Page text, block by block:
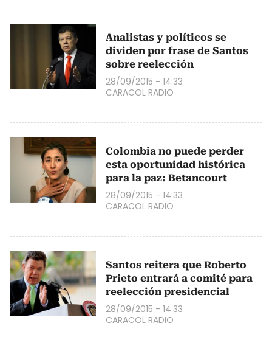
Analistas y políticos se
dividen por frase de Santos
sobre reelección
28/09/2015 - 14:33
CARACOL RADIO
Colombia no puede perder
esta oportunidad histórica
para la paz: Betancourt
28/09/2015 - 14:33
CARACOL RADIO
Santos reitera que Roberto
Prieto entrará a comité para
reelección presidencial
28/09/2015 - 14:33
CARACOL RADIO